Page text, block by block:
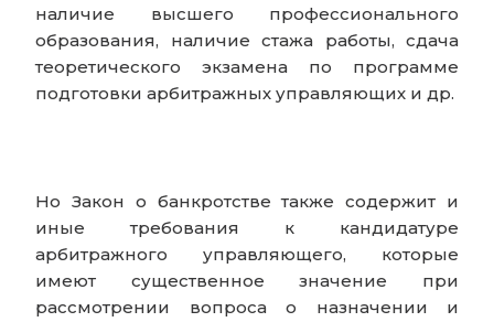
наличие высшего профессионального
образования, наличие стажа работы, сдача
теоретического экзамена по программе
подготовки арбитражных управляющих и др.
Но Закон о банкротстве также содержит и
иные требования к кандидатуре
арбитражного управляющего, которые
имеют существенное значение при
рассмотрении вопроса о назначении и